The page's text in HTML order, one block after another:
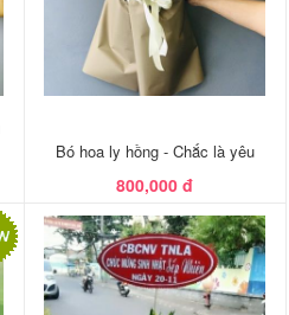
Bó hoa ly hồng - Chắc là yêu
800,000 đ